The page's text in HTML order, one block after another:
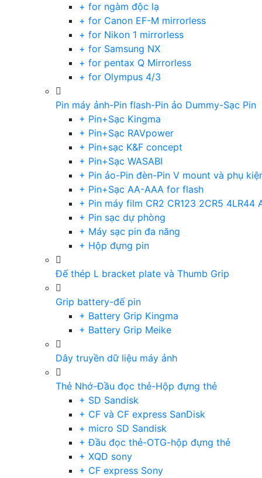
+ for ngàm độc lạ
+ for Canon EF-M mirrorless
+ for Nikon 1 mirrorless
+ for Samsung NX
+ for pentax Q Mirrorless
+ for Olympus 4/3
Pin máy ảnh-Pin flash-Pin ảo Dummy-Sạc Pin
+ Pin+Sạc Kingma
+ Pin+Sạc RAVpower
+ Pin+sạc K&F concept
+ Pin+Sạc WASABI
+ Pin ảo-Pin đèn-Pin V mount và phụ
+ Pin+Sạc AA-AAA for flash
+ Pin máy film CR2 CR123 2CR5 4LR44
+ Pin sạc dự phòng
+ Máy sạc pin đa năng
+ Hộp đựng pin
Đế thép L bracket plate và Thumb Grip
Grip battery-đế pin
+ Battery Grip Kingma
+ Battery Grip Meike
Dây truyền dữ liệu máy ảnh
Thẻ Nhớ-Đầu đọc thẻ-Hộp đựng thẻ
+ SD Sandisk
+ CF và CF express SanDisk
+ micro SD Sandisk
+ Đầu đọc thẻ-OTG-hộp đựng thẻ
+ XQD sony
+ CF express Sony